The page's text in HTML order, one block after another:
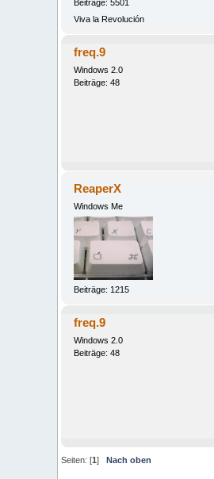
Beiträge: 5501
Viva la Revolución
freq.9
Windows 2.0
Beiträge: 48
ReaperX
Windows Me
Beiträge: 1215
freq.9
Windows 2.0
Beiträge: 48
Seiten: [1] Nach oben